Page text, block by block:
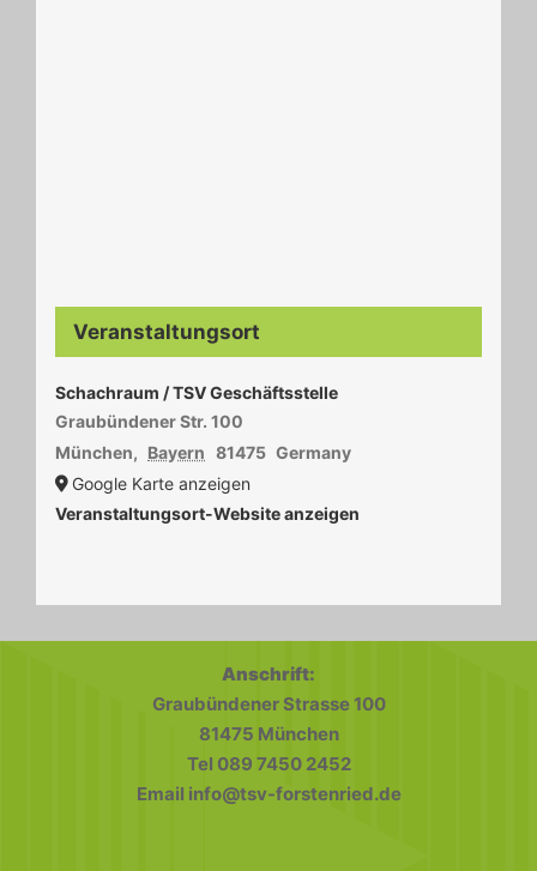
Veranstaltungsort
Schachraum / TSV Geschäftsstelle
Graubündener Str. 100
München, Bayern 81475 Germany
Google Karte anzeigen
Veranstaltungsort-Website anzeigen
Anschrift:
Graubündener Strasse 100
81475 München
Tel 089 7450 2452
Email info@tsv-forstenried.de